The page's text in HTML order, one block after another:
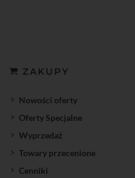
ZAKUPY
Nowości oferty
Oferty Specjalne
Wyprzedaż
Towary przecenione
Cenniki